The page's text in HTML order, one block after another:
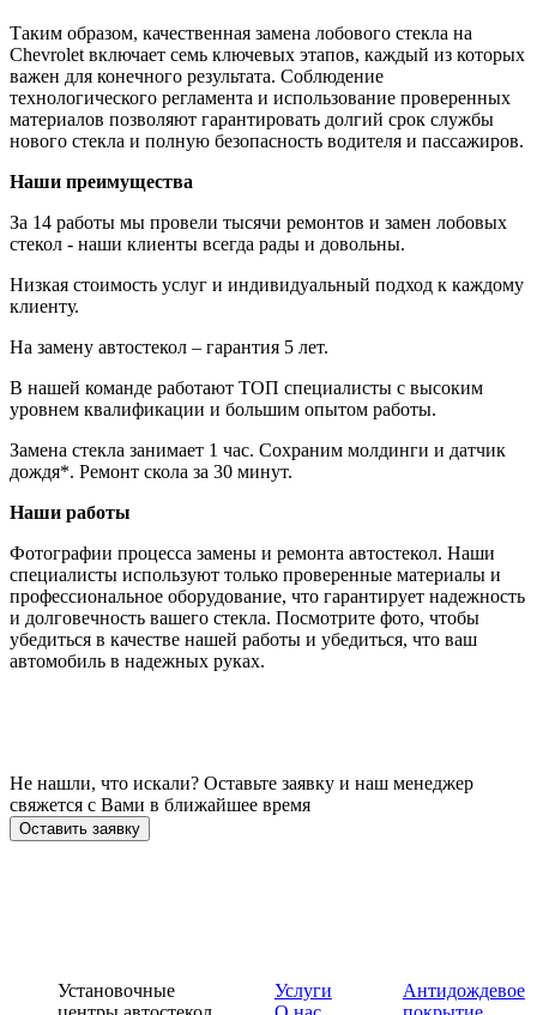
Таким образом, качественная замена лобового стекла на
Chevrolet включает семь ключевых этапов, каждый из которых
важен для конечного результата. Соблюдение
технологического регламента и использование проверенных
материалов позволяют гарантировать долгий срок службы
нового стекла и полную безопасность водителя и пассажиров.
Наши преимущества
За 14 работы мы провели тысячи ремонтов и замен лобовых
стекол - наши клиенты всегда рады и довольны.
Низкая стоимость услуг и индивидуальный подход к каждому
клиенту.
На замену автостекол – гарантия 5 лет.
В нашей команде работают ТОП специалисты с высоким
уровнем квалификации и большим опытом работы.
Замена стекла занимает 1 час. Сохраним молдинги и датчик
дождя*. Ремонт скола за 30 минут.
Наши работы
Фотографии процесса замены и ремонта автостекол. Наши
специалисты используют только проверенные материалы и
профессиональное оборудование, что гарантирует надежность
и долговечность вашего стекла. Посмотрите фото, чтобы
убедиться в качестве нашей работы и убедиться, что ваш
автомобиль в надежных руках.
Не нашли, что искали? Оставьте заявку и наш менеджер
свяжется с Вами в ближайшее время
Оставить заявку
Установочные
Услуги
Антидождевое